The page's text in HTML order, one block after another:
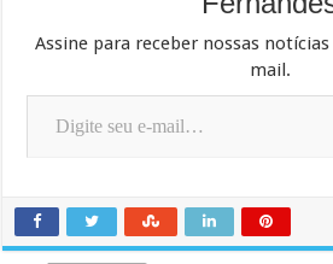
Assine para receber nossas
mail.
Digite seu e-mail…